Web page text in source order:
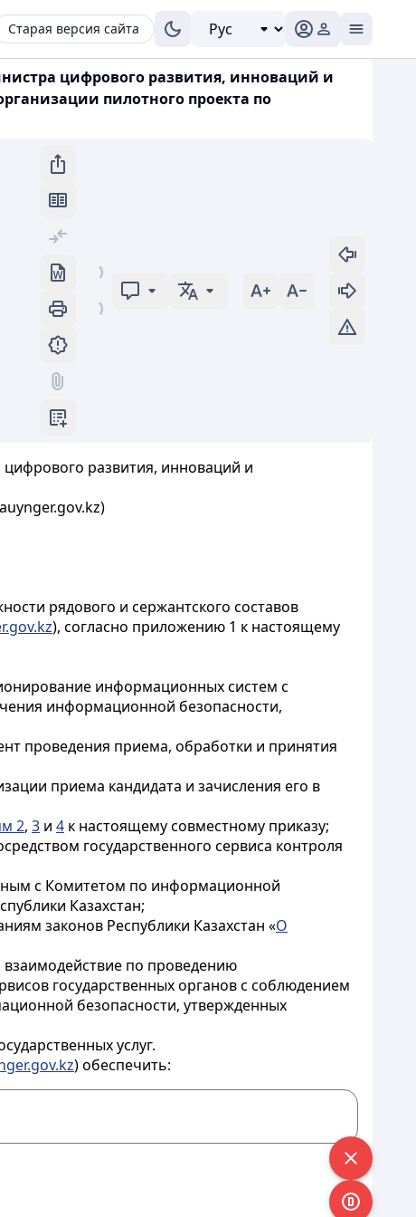
Старая версия сайта
цифрового развития, инноваций и
пилотного проекта по
развития, инноваций и
рядового и сержантского составов
), согласно приложению 1 к настоящему
информационных систем с
информационной безопасности,
проведения приема, обработки и принятия
приема кандидата и зачисления его в
2, 3 и 4 к настоящему совместному приказу;
государственного сервиса контроля
с Комитетом по информационной
Казахстан;
законов Республики Казахстан «О
по проведению
государственных органов с соблюдением
безопасности, утвержденных
услуг.
) обеспечить: